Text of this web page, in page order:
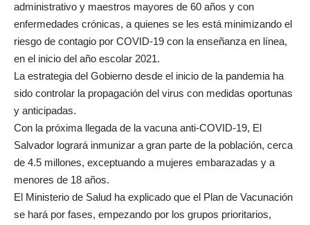
administrativo y maestros mayores de 60 años y con
enfermedades crónicas, a quienes se les está minimizando el
riesgo de contagio por COVID-19 con la enseñanza en línea,
en el inicio del año escolar 2021.
La estrategia del Gobierno desde el inicio de la pandemia ha
sido controlar la propagación del virus con medidas oportunas
y anticipadas.
Con la próxima llegada de la vacuna anti-COVID-19, El
Salvador logrará inmunizar a gran parte de la población, cerca
de 4.5 millones, exceptuando a mujeres embarazadas y a
menores de 18 años.
El Ministerio de Salud ha explicado que el Plan de Vacunación
se hará por fases, empezando por los grupos prioritarios,